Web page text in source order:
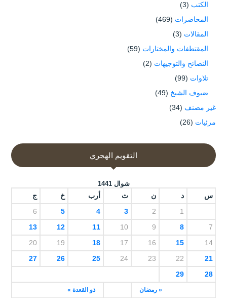
الكتب (3)
المحاضرات (469)
المقالات (3)
المقتطفات والمختارات (59)
النصائح والتوجيهات (2)
تلاوات (99)
ضيوف الشيخ (49)
غير مصنف (34)
مرئيات (26)
التقويم الهجري
شوال 1441
س د ن ث أرب خ ج
« رمضان ذو القعدة »
1
2
3
4
5
6
7
8
9
10
11
12
13
14
15
16
17
18
19
20
21
22
23
24
25
26
27
28
29